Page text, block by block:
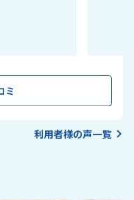
利用者様の声一覧